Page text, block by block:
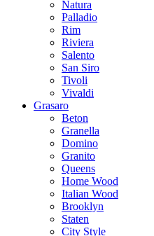
Natura
Palladio
Rim
Riviera
Salento
San Siro
Tivoli
Vivaldi
Grasaro
Beton
Granella
Domino
Granito
Queens
Home Wood
Italian Wood
Brooklyn
Staten
City Style